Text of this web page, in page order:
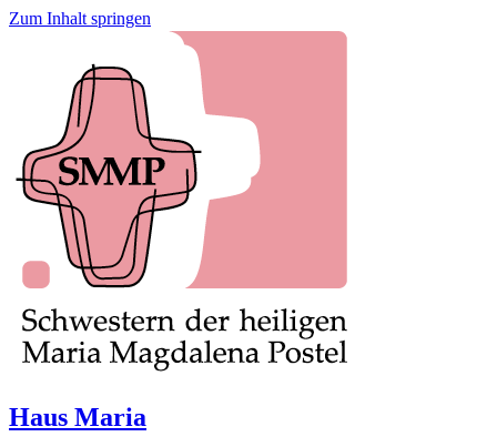
Zum Inhalt springen
Haus Maria